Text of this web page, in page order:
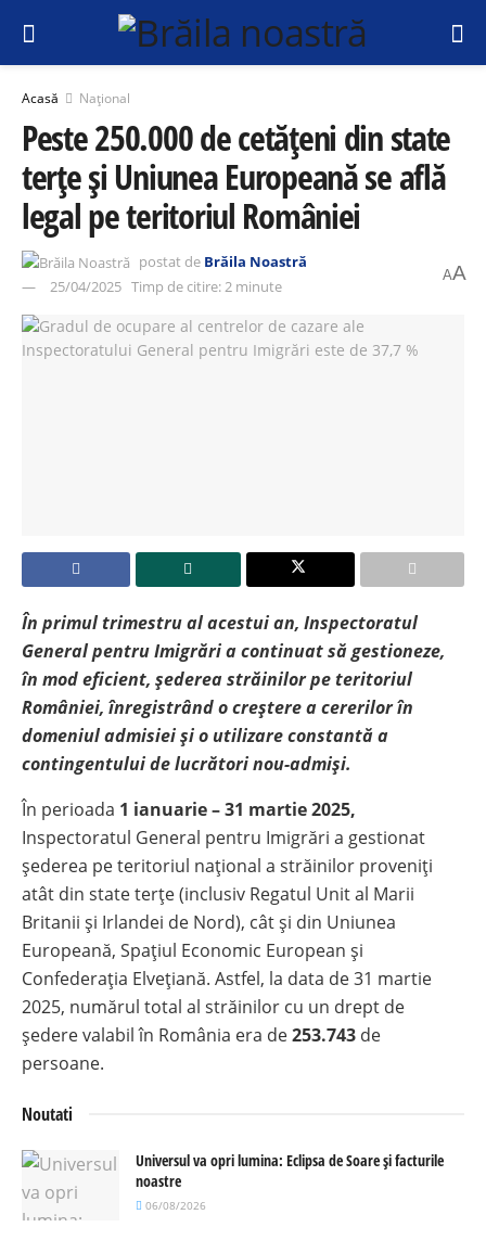
Acasă Național
Peste 250.000 de cetățeni din state
terțe și Uniunea Europeană se află
legal pe teritoriul României
postat de Brăila Noastră
25/04/2025 Timp de citire: 2 minute
AA
În primul trimestru al acestui an, Inspectoratul
General pentru Imigrări a continuat să gestioneze,
în mod eficient, șederea străinilor pe teritoriul
României, înregistrând o creștere a cererilor în
domeniul admisiei și o utilizare constantă a
contingentului de lucrători nou-admiși.
În perioada 1 ianuarie – 31 martie 2025,
Inspectoratul General pentru Imigrări a gestionat
șederea pe teritoriul național a străinilor proveniți
atât din state terțe (inclusiv Regatul Unit al Marii
Britanii și Irlandei de Nord), cât și din Uniunea
Europeană, Spațiul Economic European și
Confederația Elvețiană. Astfel, la data de 31 martie
2025, numărul total al străinilor cu un drept de
ședere valabil în România era de253.743 de
persoane.
Noutati
Universul va opri lumina: Eclipsa de Soare și facturile
noastre
06/08/2026